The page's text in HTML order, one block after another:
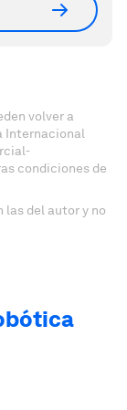
volver a
Internacional
condiciones de
las del autor y no